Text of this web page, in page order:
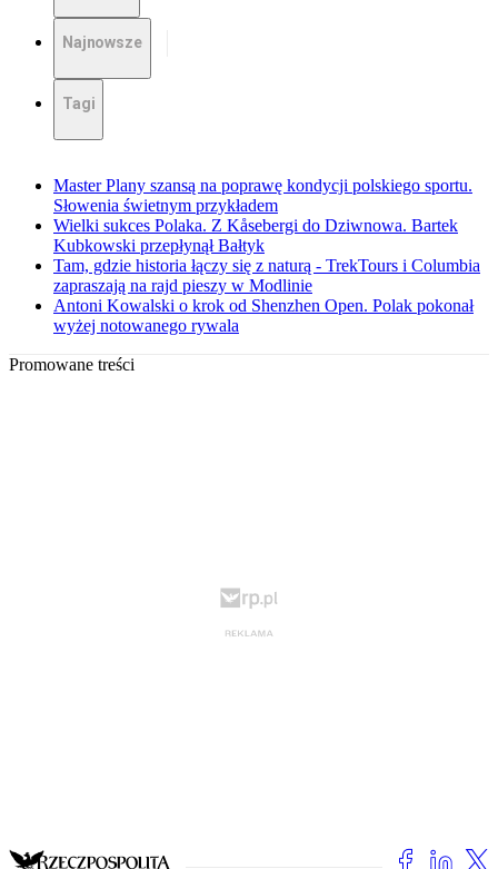
Najnowsze
Tagi
Master Plany szansą na poprawę kondycji polskiego sportu.
Słowenia świetnym przykładem
Wielki sukces Polaka. Z Kåsebergi do Dziwnowa. Bartek
Kubkowski przepłynął Bałtyk
Tam, gdzie historia łączy się z naturą - TrekTours i Columbia
zapraszają na rajd pieszy w Modlinie
Antoni Kowalski o krok od Shenzhen Open. Polak pokonał
wyżej notowanego rywala
Promowane treści